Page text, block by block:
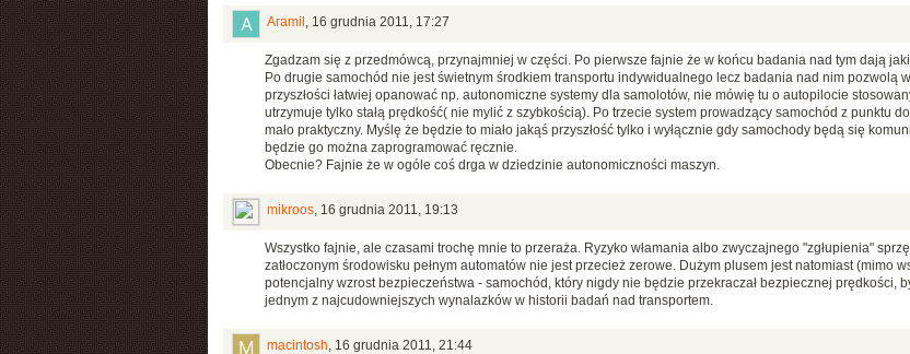
Aramil , 16 grudnia 2011, 17:27
Zgadzam się z przedmówcą, przynajmniej w części. Po pierwsze fajnie że w końcu badania nad tym dają
Po drugie samochód nie jest świetnym środkiem transportu indywidualnego lecz badania nad nim pozwolą w
przyszłości łatwiej opanować np. autonomiczne systemy dla samolotów, nie mówię tu o autopilocie
utrzymuje tylko stałą prędkość( nie mylić z szybkością). Po trzecie system prowadzący samochód z punktu
mało praktyczny. Myślę że będzie to miało jakąś przyszłość tylko i wyłącznie gdy samochody będą się
będzie go można zaprogramować ręcznie.
Obecnie? Fajnie że w ogóle coś drga w dziedzinie autonomiczności maszyn.
mikroos, 16 grudnia 2011, 19:13
Wszystko fajnie, ale czasami trochę mnie to przeraża. Ryzyko włamania albo zwyczajnego "zgłupienia"
zatłoczonym środowisku pełnym automatów nie jest przecież zerowe. Dużym plusem jest natomiast (mimo
potencjalny wzrost bezpieczeństwa - samochód, który nigdy nie będzie przekraczał bezpiecznej prędkości,
jednym z najcudowniejszych wynalazków w historii badań nad transportem.
macintosh, 16 grudnia 2011, 21:44